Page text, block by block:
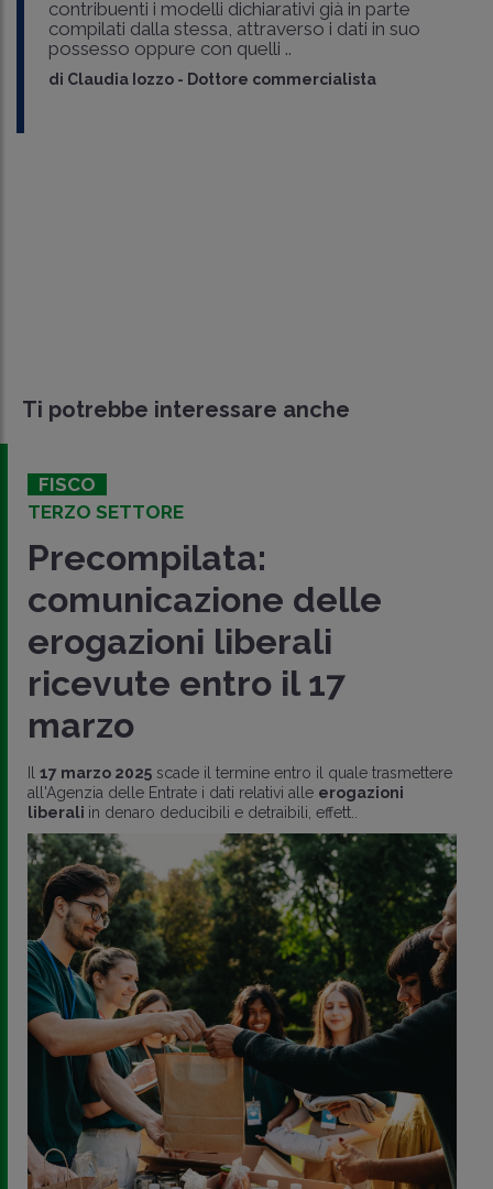
contribuenti i modelli dichiarativi già in parte
compilati dalla stessa, attraverso i dati in suo
possesso oppure con quelli ..
di Claudia Iozzo - Dottore commercialista
Ti potrebbe interessare anche
FISCO
TERZO SETTORE
Precompilata:
comunicazione delle
erogazioni liberali
ricevute entro il 17
marzo
17 marzo 2025 scade il termine entro il quale trasmettere
all'Agenzia delle Entrate i dati relativi alle erogazioni
liberali in denaro deducibili e detraibili, effett..